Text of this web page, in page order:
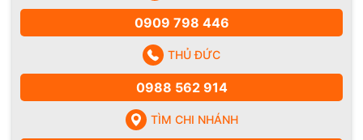
0909 798 446
THỦ ĐỨC
0988 562 914
TÌM CHI NHÁNH